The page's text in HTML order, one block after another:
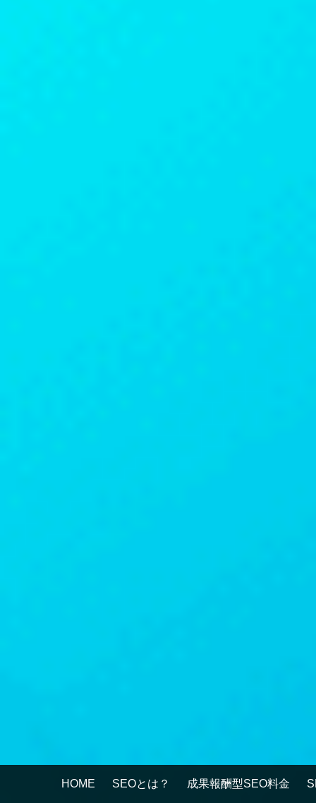
HOME SEOとは？ 成果報酬型SEO料金